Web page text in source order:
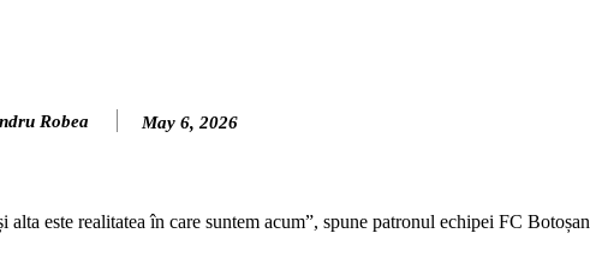
Robea May 6, 2026
este realitatea în care suntem acum”, spune patronul echipei FC